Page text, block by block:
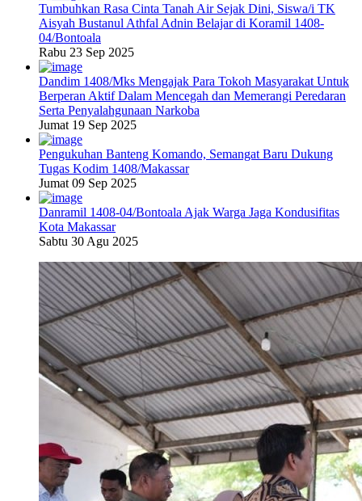
Tumbuhkan Rasa Cinta Tanah Air Sejak Dini, Siswa/i TK
Aisyah Bustanul Athfal Adnin Belajar di Koramil 1408-
04/Bontoala
Rabu 23 Sep 2025
Dandim 1408/Mks Mengajak Para Tokoh Masyarakat Untuk
Berperan Aktif Dalam Mencegah dan Memerangi Peredaran
Serta Penyalahgunaan Narkoba
Jumat 19 Sep 2025
Pengukuhan Banteng Komando, Semangat Baru Dukung
Tugas Kodim 1408/Makassar
Jumat 09 Sep 2025
Danramil 1408-04/Bontoala Ajak Warga Jaga Kondusifitas
Kota Makassar
Sabtu 30 Agu 2025